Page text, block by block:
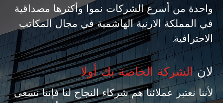
واحدة من أسرع الشركات نموا وأكثرها مصداقية
في المملكة الارنية الهاشمية في مجال المكاتب
الاحترافية.
لانالشركة الخاصة بك أولا
لأننا نعتبر عملائنا هم شركاء النجاح لنا فإننا نسعى